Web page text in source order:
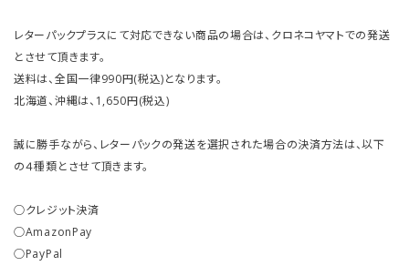
レターパックプラスにて対応できない商品の場合は、クロネコヤマトでの発送
とさせて頂きます。
送料は、全国一律990円(税込)となります。
北海道、沖縄は、1,650円(税込)
誠に勝手ながら、レターパックの発送を選択された場合の決済方法は、以下
の４種類とさせて頂きます。
○クレジット決済
○AmazonPay
○PayPal